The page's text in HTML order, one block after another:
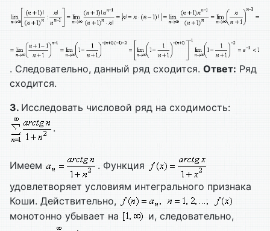
. Следовательно, данный ряд сходится. Ответ: Ряд
сходится.
3. Исследовать числовой ряд на сходимость:
.
Имеем
. Функция
удовлетворяет условиям интегрального признака
Коши. Действительно,
монотонно убывает на
и, следовательно,